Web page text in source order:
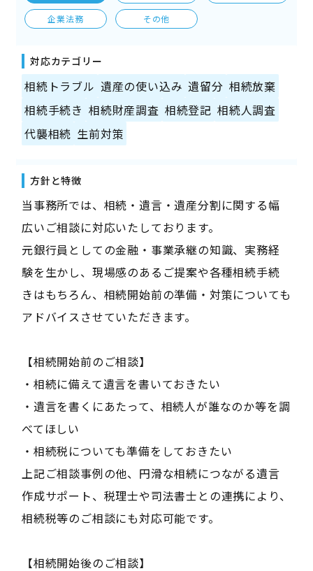
企業法務 その他
対応カテゴリー
相続トラブル 遺産の使い込み 遺留分 相続放棄
相続手続き 相続財産調査 相続登記 相続人調査
代襲相続 生前対策
方針と特徴
当事務所では、相続・遺言・遺産分割に関する幅
広いご相談に対応いたしております。
元銀行員としての金融・事業承継の知識、実務経
験を生かし、現場感のあるご提案や各種相続手続
きはもちろん、相続開始前の準備・対策についても
アドバイスさせていただきます。
【相続開始前のご相談】
・相続に備えて遺言を書いておきたい
・遺言を書くにあたって、相続人が誰なのか等を調
べてほしい
・相続税についても準備をしておきたい
上記ご相談事例の他、円滑な相続につながる遺言
作成サポート、税理士や司法書士との連携により、
相続税等のご相談にも対応可能です。
【相続開始後のご相談】